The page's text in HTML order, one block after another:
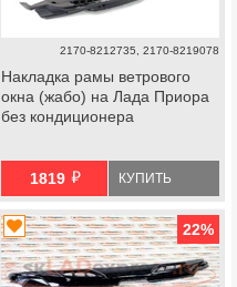
2170-8212735, 2170-8219078
Накладка рамы ветрового
окна (жабо) на Лада Приора
без кондиционера
1819 й КУПИТЬ
22%